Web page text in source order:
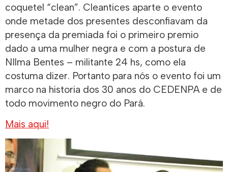
coquetel “clean”. Cleantices aparte o evento
onde metade dos presentes desconfiavam da
presença da premiada foi o primeiro premio
dado a uma mulher negra e com a postura de
NIlma Bentes – militante 24 hs, como ela
costuma dizer. Portanto para nós o evento foi um
marco na historia dos 30 anos do CEDENPA e de
todo movimento negro do Pará.
Mais aqui!